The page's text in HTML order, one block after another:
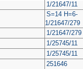
1/21647/11
S=14 H=6-
1/21647/279
1/21647/279
1/25745/11
1/25745/11
251646